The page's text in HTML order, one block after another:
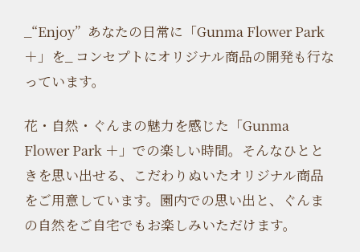
_“Enjoy” あなたの日常に 「Gunma Flower Park
＋」 を_ コンセプトにオリジナル商品の開発も行な
っています。
花・自然・ぐんまの魅力を感じた「Gunma
Flower Park ＋」での楽しい時間。 そんなひとと
きを思い出せる、
こだわりぬいたオリジナル商品
をご用意しています。 園内での思い出と、ぐんま
の自然をご自宅でもお楽しみいただけます。